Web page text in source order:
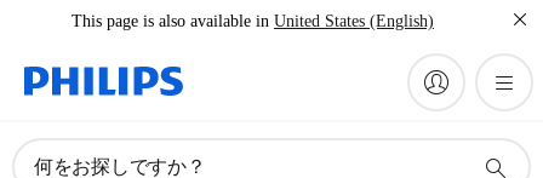
This page is also available in United States (English)
何をお探しですか？